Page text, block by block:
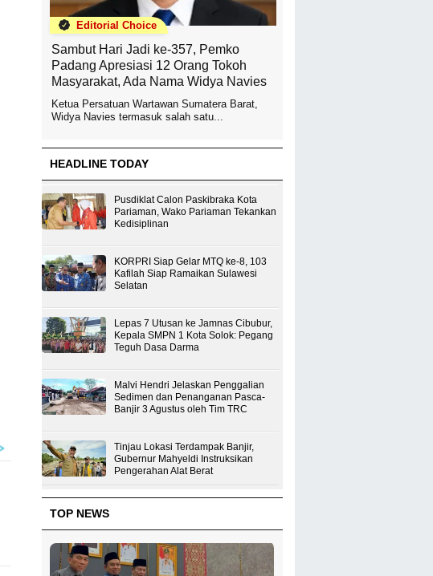
Editorial Choice
Sambut Hari Jadi ke-357, Pemko
Padang Apresiasi 12 Orang Tokoh
Masyarakat, Ada Nama Widya Navies
Ketua Persatuan Wartawan Sumatera Barat,
Widya Navies termasuk salah satu...
HEADLINE TODAY
Pusdiklat Calon Paskibraka Kota
Pariaman, Wako Pariaman Tekankan
Kedisiplinan
KORPRI Siap Gelar MTQ ke-8, 103
Kafilah Siap Ramaikan Sulawesi
Selatan
Lepas 7 Utusan ke Jamnas Cibubur,
Kepala SMPN 1 Kota Solok: Pegang
Teguh Dasa Darma
Malvi Hendri Jelaskan Penggalian
Sedimen dan Penanganan Pasca-
Banjir 3 Agustus oleh Tim TRC
Tinjau Lokasi Terdampak Banjir,
Gubernur Mahyeldi Instruksikan
Pengerahan Alat Berat
TOP NEWS